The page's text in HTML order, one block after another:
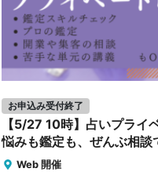
お申込み受付終了
【5/27 10時】占いプライ
悩みも鑑定も、ぜんぶ相談
Web 開催